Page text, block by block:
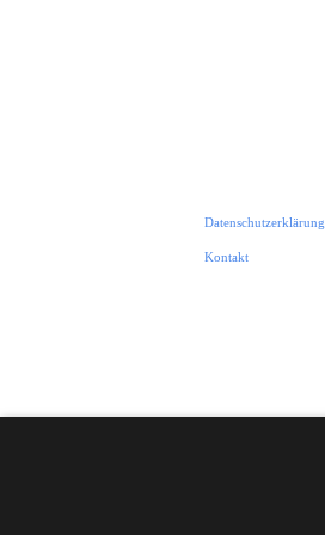
Datenschutzerklärung
Kontakt